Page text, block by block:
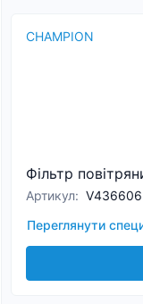
CHAMPION
Фільтр
Артикул: V436606
Переглянути